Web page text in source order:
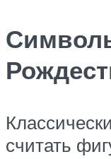
считать